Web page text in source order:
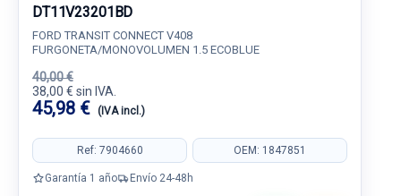
DT11V23201BD
FORD TRANSIT CONNECT V408
FURGONETA/MONOVOLUMEN 1.5 ECOBLUE
40,00 €
38,00 € sin IVA.
45,98 € (IVA incl.)
Ref: 7904660 OEM: 1847851
Garantía 1 año Envío 24-48h